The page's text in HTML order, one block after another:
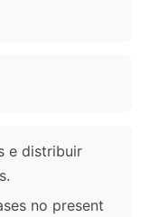
e distribuir
no present